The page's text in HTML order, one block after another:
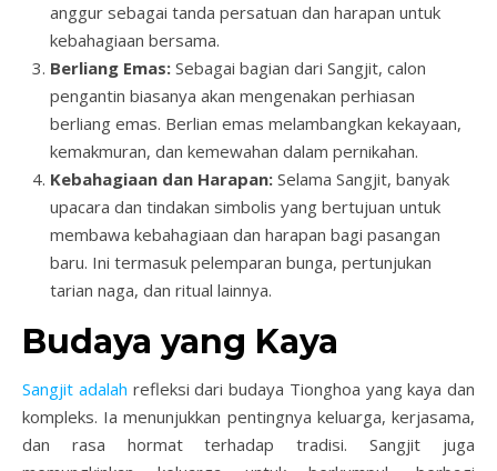
anggur sebagai tanda persatuan dan harapan untuk
kebahagiaan bersama.
Berliang Emas: Sebagai bagian dari Sangjit, calon
pengantin biasanya akan mengenakan perhiasan
berliang emas. Berlian emas melambangkan kekayaan,
kemakmuran, dan kemewahan dalam pernikahan.
Kebahagiaan dan Harapan: Selama Sangjit, banyak
upacara dan tindakan simbolis yang bertujuan untuk
membawa kebahagiaan dan harapan bagi pasangan
baru. Ini termasuk pelemparan bunga, pertunjukan
tarian naga, dan ritual lainnya.
Budaya yang Kaya
Sangjit adalah refleksi dari budaya Tionghoa yang kaya dan
kompleks. Ia menunjukkan pentingnya keluarga, kerjasama,
dan rasa hormat terhadap tradisi. Sangjit juga